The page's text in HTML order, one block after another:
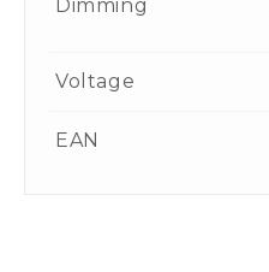
Dimming
Voltage
EAN